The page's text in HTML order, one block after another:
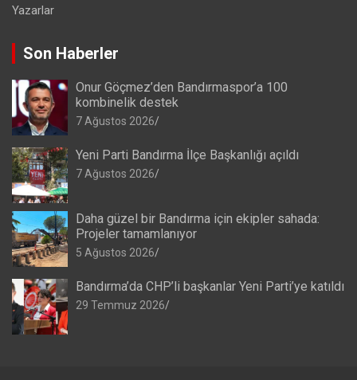
Yazarlar
Son Haberler
Onur Göçmez’den Bandırmaspor’a 100
kombinelik destek
7 Ağustos 2026
Yeni Parti Bandırma İlçe Başkanlığı açıldı
7 Ağustos 2026
Daha güzel bir Bandırma için ekipler sahada:
Projeler tamamlanıyor
5 Ağustos 2026
Bandırma’da CHP’li başkanlar Yeni Parti’ye katıldı
29 Temmuz 2026